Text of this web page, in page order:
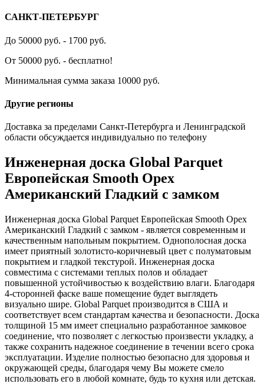
САНКТ-ПЕТЕРБУРГ
До 50000 руб. - 1700 руб.
От 50000 руб. - бесплатно!
Минимальная сумма заказа 10000 руб.
Другие регионы
Доставка за пределами Санкт-Петербурга и Ленинградской
области обсуждается индивидуально по телефону
Инженерная доска Global Parquet
Европейская Smooth Орех
Американский Гладкий с замком
Инженерная доска Global Parquet Европейская Smooth Орех
Американский Гладкий с замком - является современным и
качественным напольным покрытием. Однополосная доска
имеет приятный золотисто-коричневый цвет с полуматовым
покрытием и гладкой текстурой. Инженерная доска
совместима с системами теплых полов и обладает
повышенной устойчивостью к воздействию влаги. Благодаря
4-сторонней фаске ваше помещение будет выглядеть
визуально шире. Global Parquet производится в США и
соответствует всем стандартам качества и безопасности. Доска
толщиной 15 мм имеет специально разработанное замковое
соединение, что позволяет с легкостью произвести укладку, а
также сохранить надежное соединение в течении всего срока
эксплуатации. Изделие полностью безопасно для здоровья и
окружающей среды, благодаря чему Вы можете смело
использовать его в любой комнате, будь то кухня или детская.